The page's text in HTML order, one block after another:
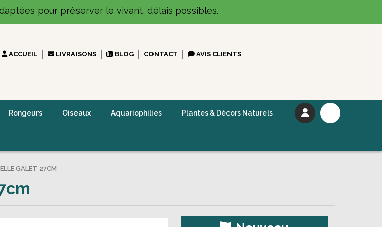
pour préserver le vivant, délais possibles.
ACCUEIL LIVRAISONS BLOG CONTACT AVIS CLIENTS
Rongeurs Oiseaux Aquariophilies Plantes & Décors Naturels
GALET 27CM